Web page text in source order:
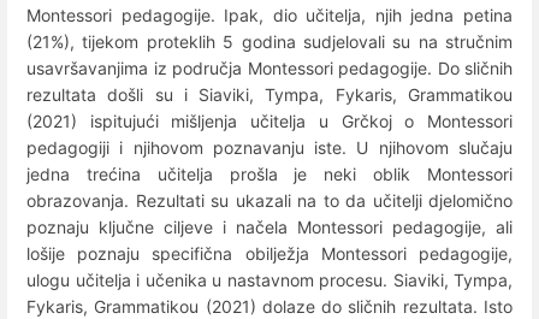
Montessori pedagogije. Ipak, dio učitelja, njih jedna petina
(21%), tijekom proteklih 5 godina sudjelovali su na stručnim
usavršavanjima iz područja Montessori pedagogije. Do sličnih
rezultata došli su i Siaviki, Tympa, Fykaris, Grammatikou
(2021) ispitujući mišljenja učitelja u Grčkoj o Montessori
pedagogiji i njihovom poznavanju iste. U njihovom slučaju
jedna trećina učitelja prošla je neki oblik Montessori
obrazovanja. Rezultati su ukazali na to da učitelji djelomično
poznaju ključne ciljeve i načela Montessori pedagogije, ali
lošije poznaju specifična obilježja Montessori pedagogije,
ulogu učitelja i učenika u nastavnom procesu. Siaviki, Tympa,
Fykaris, Grammatikou (2021) dolaze do sličnih rezultata. Isto